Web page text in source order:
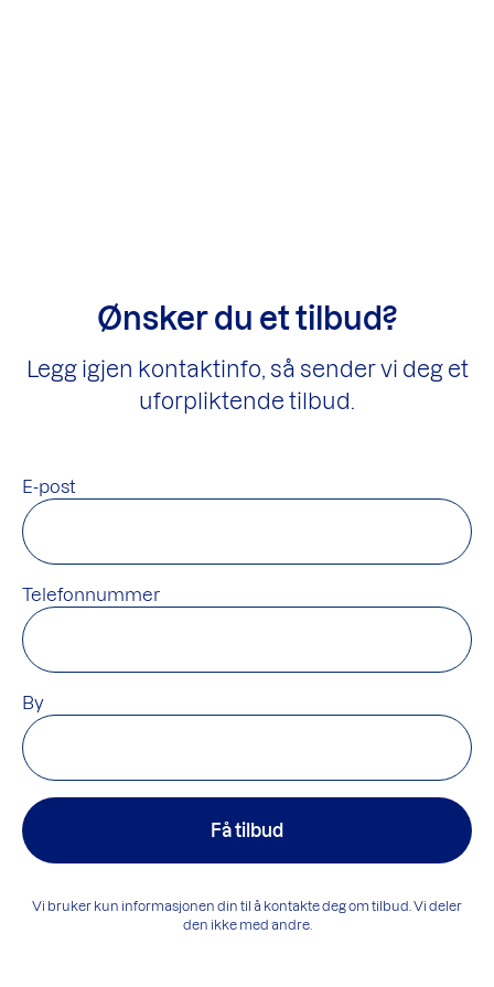
Ønsker du et tilbud?
Legg igjen kontaktinfo, så sender vi deg et
uforpliktende tilbud.
E-post
Telefonnummer
By
Få tilbud
Vi bruker kun informasjonen din til å kontakte deg om tilbud. Vi deler
den ikke med andre.